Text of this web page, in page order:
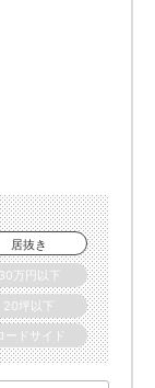
居抜き
30万円以下
20坪以下
ードサイド